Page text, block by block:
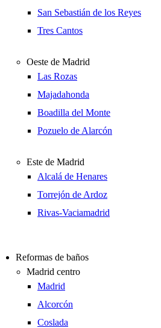
San Sebastián de los Reyes
Tres Cantos
Oeste de Madrid
Las Rozas
Majadahonda
Boadilla del Monte
Pozuelo de Alarcón
Este de Madrid
Alcalá de Henares
Torrejón de Ardoz
Rivas-Vaciamadrid
Reformas de baños
Madrid centro
Madrid
Alcorcón
Coslada